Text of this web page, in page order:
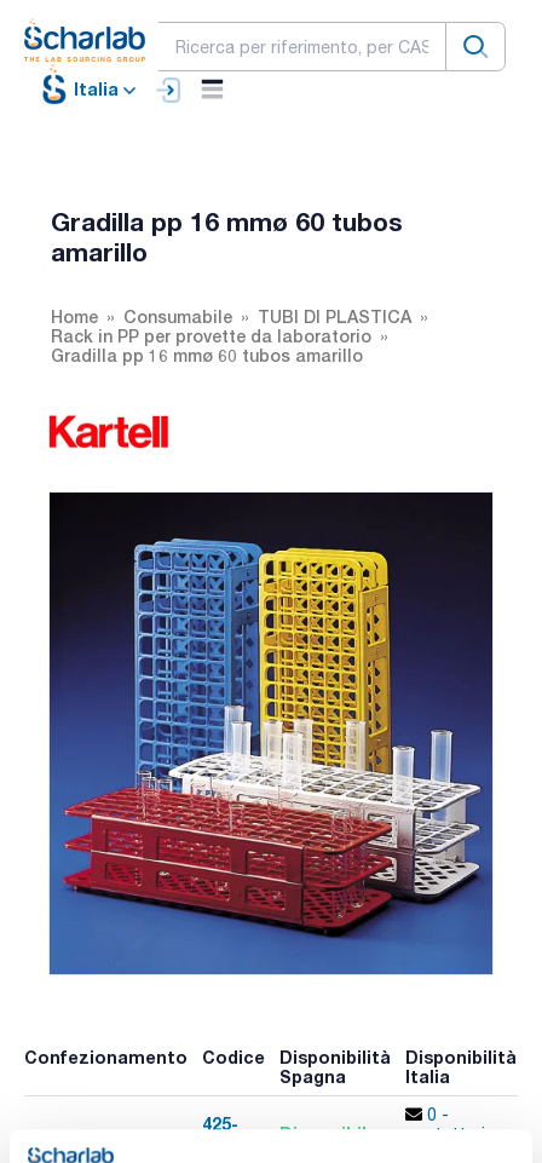
Italia
Gradilla pp 16 mmø 60 tubos
amarillo
Home Consumabile
TUBI DI PLASTICA
Rack in PP per provette da laboratorio
Gradilla pp 16 mmø 60 tubos amarillo
Confezionamento Codice
Disponibilità
Spagna
Disponibilità
Italia
425-
Disponibile
0 -
contatta i